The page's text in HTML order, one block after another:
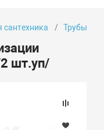
сантехника Трубы
шт.уп/